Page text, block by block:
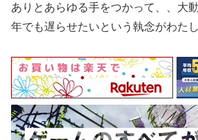
ありとあらゆる手をつかって、、大
年でも遅らせたいという執念がわた